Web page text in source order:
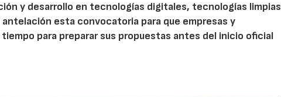
y desarrollo en tecnologías digitales, tecnologías limpias
esta convocatoria para que empresas y
para preparar sus propuestas antes del inicio oficial